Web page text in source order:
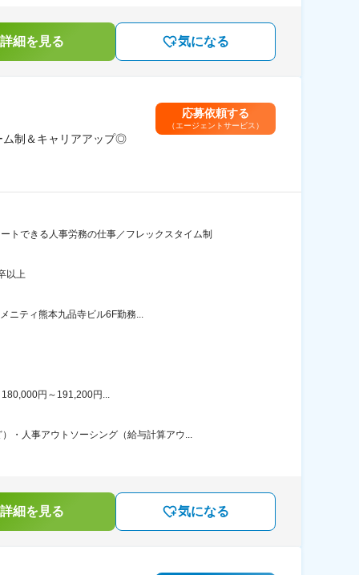
細を見る 気になる
制＆キャリアアップ◎
応募依頼する
（エージェントサービス）
トできる人事労務の仕事／フレックスタイム制
以上
ニティ熊本九品寺ビル6F勤務...
円～191,200円...
・人事アウトソーシング（給与計算アウ...
細を見る 気になる